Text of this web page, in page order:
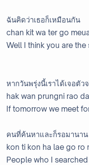
ฉันคิดว่าเธอก็เหมือนกัน
chan kit wa ter go
Well I think you are the
หากวันพรุ่งนี้เราได้เจอตัว
hak wan prungni rao
If tomorrow we meet
คนที่ค้นหาและก็รอมานาน
kon ti kon ha lae go ro
People who I